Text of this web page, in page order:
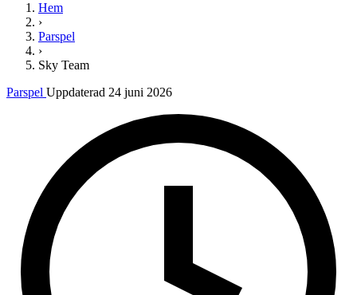
Hem
›
Parspel
›
Sky Team
Parspel Uppdaterad 24 juni 2026